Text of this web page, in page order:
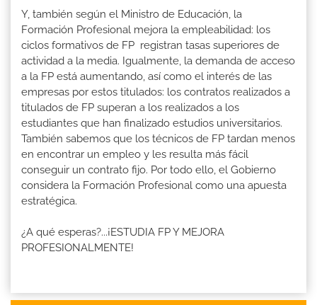
Y, también según el Ministro de Educación, la
Formación Profesional mejora la empleabilidad: los
ciclos formativos de FP registran tasas superiores de
actividad a la media. Igualmente, la demanda de acceso
a la FP está aumentando, así como el interés de las
empresas por estos titulados: los contratos realizados a
titulados de FP superan a los realizados a los
estudiantes que han finalizado estudios universitarios.
También sabemos que los técnicos de FP tardan menos
en encontrar un empleo y les resulta más fácil
conseguir un contrato fijo. Por todo ello, el Gobierno
considera la Formación Profesional como una apuesta
estratégica.
¿A qué esperas?...¡ESTUDIA FP Y MEJORA
PROFESIONALMENTE!